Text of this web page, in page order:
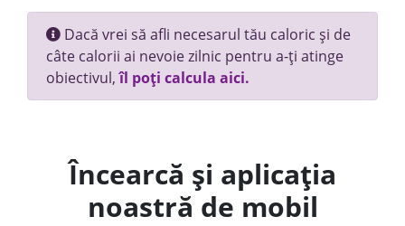
Dacă vrei să afli necesarul tău caloric și de
câte calorii ai nevoie zilnic pentru a-ți atinge
obiectivul,îl poți calcula aici.
Încearcă și aplicația
noastră de mobil